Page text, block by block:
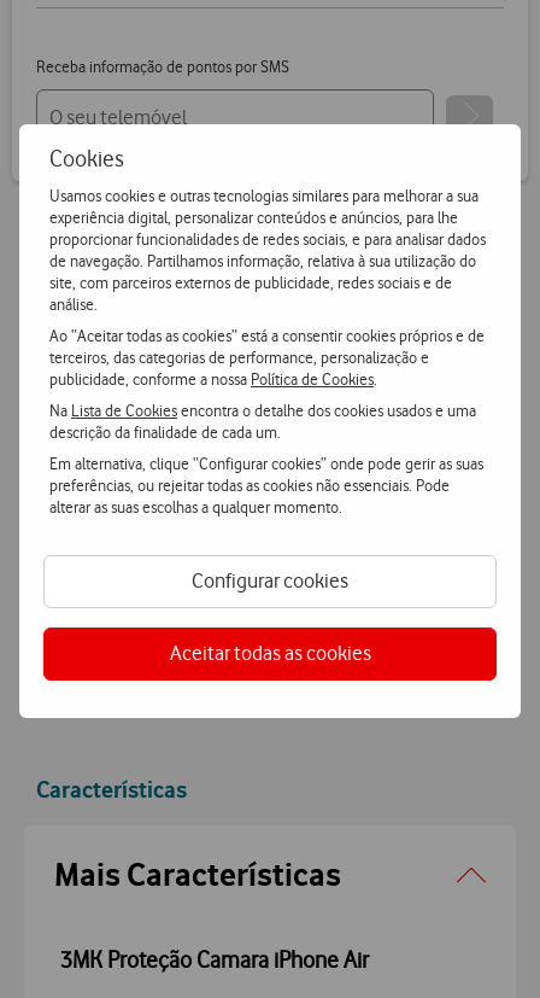
Cookies
Usamos cookies e outras tecnologias similares para melhorar a sua
experiência digital, personalizar conteúdos e anúncios, para lhe
proporcionar funcionalidades de redes sociais, e para analisar dados
de navegação. Partilhamos informação, relativa à sua utilização do
site, com parceiros externos de publicidade, redes sociais e de
análise.
Ao “Aceitar todas as cookies” está a consentir cookies próprios e de
terceiros, das categorias de performance, personalização e
publicidade, conforme a nossa Política de Cookies
Na Lista de Cookiesencontra o detalhe dos cookies usados e uma
descrição da finalidade de cada um.
Em alternativa, clique “Configurar cookies” onde pode gerir as suas
preferências, ou rejeitar todas as cookies não essenciais. Pode
alterar as suas escolhas a qualquer momento.
Configurar cookies
Aceitar todas as cookies
Receba informação de pontos por SMS
Vantagens Vodafone.pt
14 dias para devoluções
Pode devolver gratuitamente qualquer produto numa das
nossas lojas ou CTT.
Entrega grátise ultrarápida
Encomende hoje antes das 16h e receba no dia útil
seguinteou receba em loja.
Pagamentosimples e seguro
Pague de forma segura com MBWay ou Cartão de Crédito.
Características
Accordeon
Mais Características
3MK Proteção Camara iPhone Air